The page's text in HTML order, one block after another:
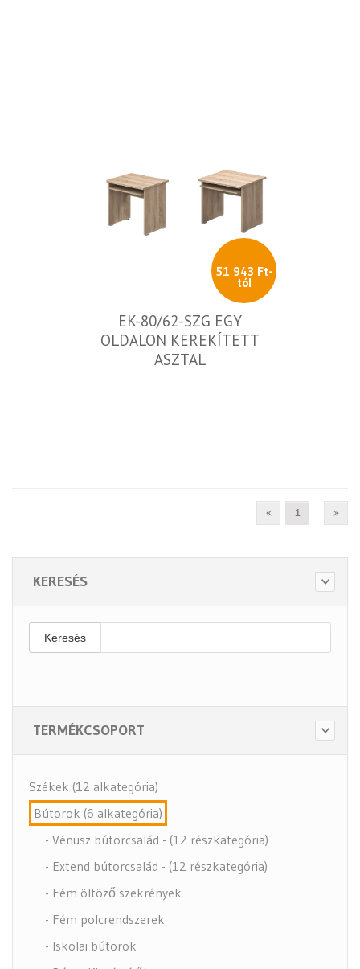
51 943 Ft-
tól
EK-80/62-SZG EGY
OLDALON KEREKÍTETT
ASZTAL
1
KERESÉS
Keresés
TERMÉKCSOPORT
Székek (12 alkategória)
Bútorok (6 alkategória)
- Vénusz bútorcsalád - (12 részkategória)
- Extend bútorcsalád - (12 részkategória)
- Fém öltöző szekrények
- Fém polcrendszerek
- Iskolai bútorok